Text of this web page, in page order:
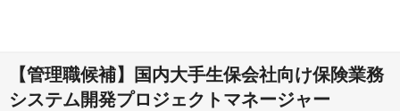
【管理職候補】国内大手生保会社向け保険業務
システム開発プロジェクトマネージャー